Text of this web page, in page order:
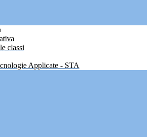
classi
Applicate - STA